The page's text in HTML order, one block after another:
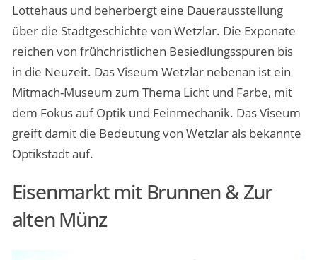
Lottehaus und beherbergt eine Dauerausstellung
über die Stadtgeschichte von Wetzlar. Die Exponate
reichen von frühchristlichen Besiedlungsspuren bis
in die Neuzeit. Das Viseum Wetzlar nebenan ist ein
Mitmach-Museum zum Thema Licht und Farbe, mit
dem Fokus auf Optik und Feinmechanik. Das Viseum
greift damit die Bedeutung von Wetzlar als bekannte
Optikstadt auf.
Eisenmarkt mit Brunnen & Zur
alten Münz